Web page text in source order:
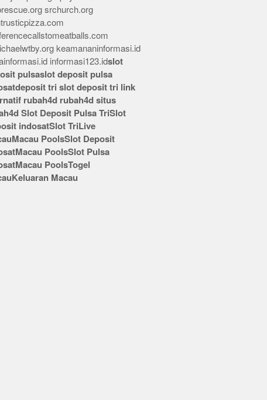
srchurch.org
keamananinformasi.id
informasi123.idslot
pulsaslot deposit pulsa
deposit tri slot deposit tri link
rubah4d rubah4d situs
Slot Deposit Pulsa TriSlot
indosatSlot TriLive
Macau PoolsSlot Deposit
Macau PoolsSlot Pulsa
Macau PoolsTogel
Keluaran Macau